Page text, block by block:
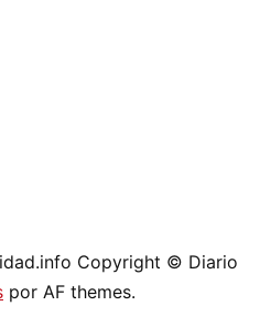
Copyright © Diario
por AF themes.